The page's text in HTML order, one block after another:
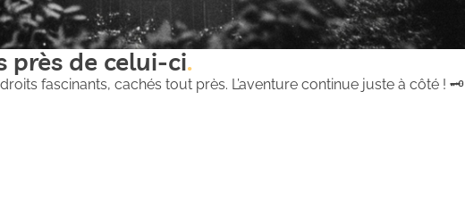
près de celui-ci
fascinants, cachés tout près. L’aventure continue juste à côté ! 🗝️